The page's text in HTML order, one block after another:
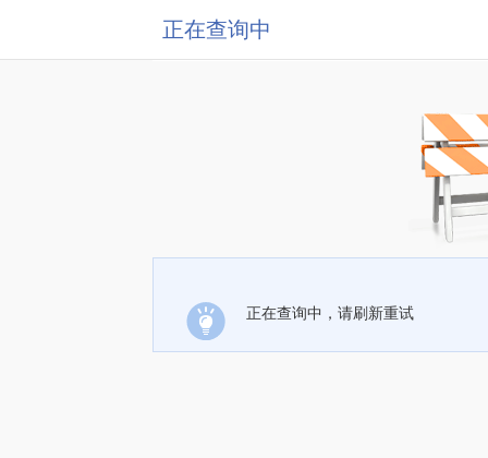
正在查询中
正在查询中，请刷新重试